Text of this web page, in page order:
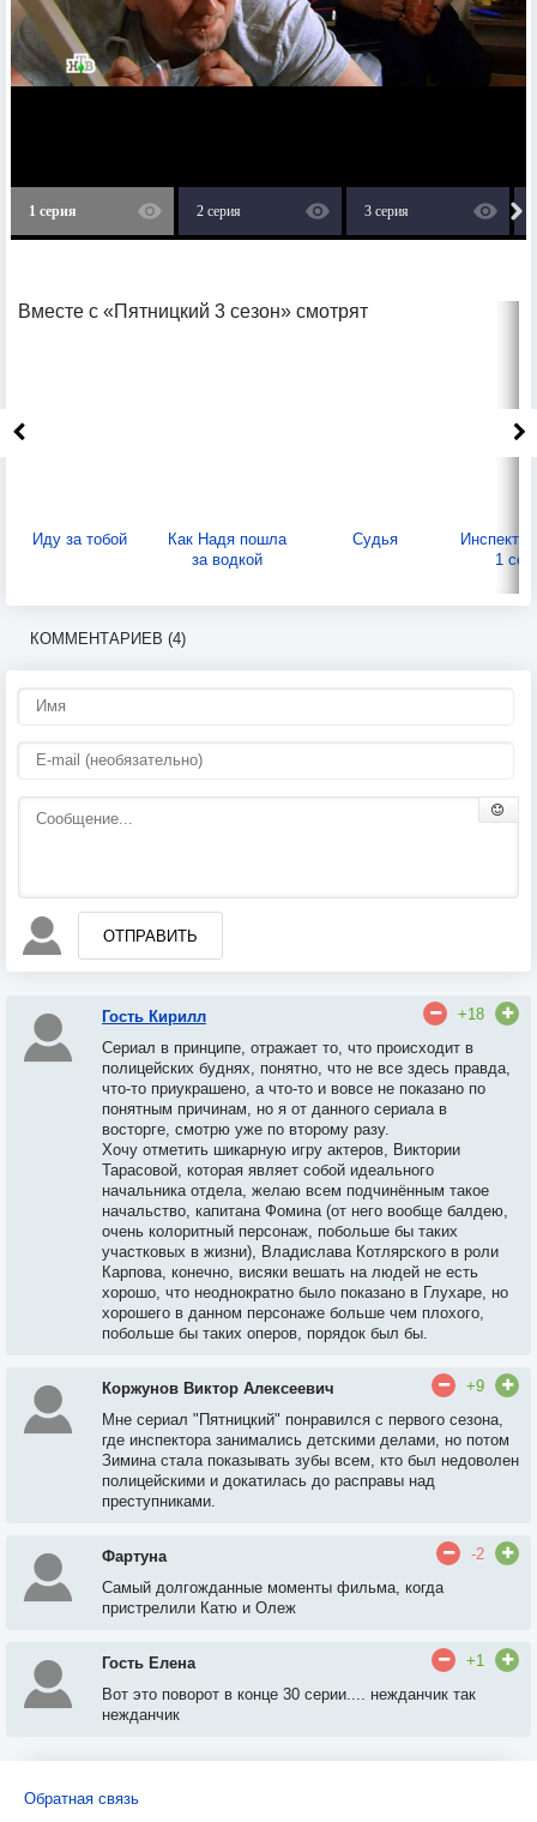
1 серия 2 серия 3 серия
Вместе с «Пятницкий 3 сезон» смотрят
Иду за тобой
Как Надя пошла
за водкой
Судья
1
КОММЕНТАРИЕВ (4)
ОТПРАВИТЬ
Гость Кирилл
+18
Сериал в принципе, отражает то, что происходит в
полицейских буднях, понятно, что не все здесь правда,
что-то приукрашено, а что-то и вовсе не показано по
понятным причинам, но я от данного сериала в
восторге, смотрю уже по второму разу.
Хочу отметить шикарную игру актеров, Виктории
Тарасовой, которая являет собой идеального
начальника отдела, желаю всем подчинённым такое
начальство, капитана Фомина (от него вообще балдею,
очень колоритный персонаж, побольше бы таких
участковых в жизни), Владислава Котлярского в роли
Карпова, конечно, висяки вешать на людей не есть
хорошо, что неоднократно было показано в Глухаре, но
хорошего в данном персонаже больше чем плохого,
побольше бы таких оперов, порядок был бы.
Коржунов Виктор Алексеевич
+9
Мне сериал "Пятницкий" понравился с первого сезона,
где инспектора занимались детскими делами, но потом
Зимина стала показывать зубы всем, кто был недоволен
полицейскими и докатилась до расправы над
преступниками.
Фартуна
-2
Самый долгожданные моменты фильма, когда
пристрелили Катю и Олеж
Гость Елена
+1
Вот это поворот в конце 30 серии.... нежданчик так
нежданчик
Обратная связь